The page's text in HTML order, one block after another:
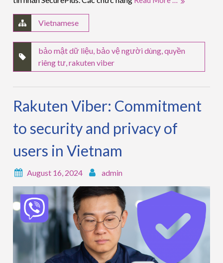
Vietnamese
bảo mật dữ liệu, bảo vệ người dùng,quyền
riêng tư,rakuten viber
Rakuten Viber: Commitment
to security and privacy of
users in Vietnam
August 16, 2024 admin